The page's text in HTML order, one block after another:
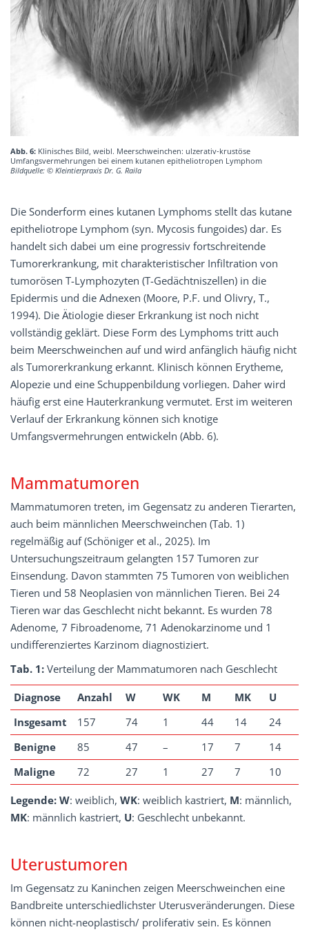
Abb. 6: Klinisches Bild, weibl. Meerschweinchen: ulzerativ-krustöse
Umfangsvermehrungen bei einem kutanen epitheliotropen Lymphom
Bildquelle: © Kleintierpraxis Dr. G. Raila
Die Sonderform eines kutanen Lymphoms stellt das kutane
epitheliotrope Lymphom (syn. Mycosis fungoides) dar. Es
handelt sich dabei um eine progressiv fortschreitende
Tumorerkrankung, mit charakteristischer Infiltration von
tumorösen T-Lymphozyten (T-Gedächtniszellen) in die
Epidermis und die Adnexen (Moore, P.F. und Olivry, T.,
1994). Die Ätiologie dieser Erkrankung ist noch nicht
vollständig geklärt. Diese Form des Lymphoms tritt auch
beim Meerschweinchen auf und wird anfänglich häufig nicht
als Tumorerkrankung erkannt. Klinisch können Erytheme,
Alopezie und eine Schuppenbildung vorliegen. Daher wird
häufig erst eine Hauterkrankung vermutet. Erst im weiteren
Verlauf der Erkrankung können sich knotige
Umfangsvermehrungen entwickeln (Abb. 6).
Mammatumoren
Mammatumoren treten, im Gegensatz zu anderen Tierarten,
auch beim männlichen Meerschweinchen (Tab. 1)
regelmäßig auf (Schöniger et al., 2025). Im
Untersuchungszeitraum gelangten 157 Tumoren zur
Einsendung. Davon stammten 75 Tumoren von weiblichen
Tieren und 58 Neoplasien von männlichen Tieren. Bei 24
Tieren war das Geschlecht nicht bekannt. Es wurden 78
Adenome, 7 Fibroadenome, 71 Adenokarzinome und 1
undifferenziertes Karzinom diagnostiziert.
Tab. 1: Verteilung der Mammatumoren nach Geschlecht
Diagnose Anzahl W WK M MK
U
Insgesamt
157 74 1 44 14
24
Benigne
85 47 – 17 7
14
Maligne
72 27 1 27 7 10
Legende: W: weiblich, WK: weiblich kastriert, M: männlich,
MK: männlich kastriert, U: Geschlecht unbekannt.
Uterustumoren
Im Gegensatz zu Kaninchen zeigen Meerschweinchen eine
Bandbreite unterschiedlichster Uterusveränderungen. Diese
können nicht-neoplastisch/ proliferativ sein. Es können